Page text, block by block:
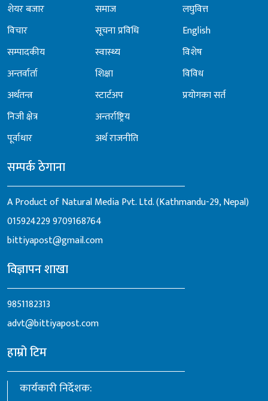
शेयर बजार
विचार
सम्पादकीय
अन्तर्वार्ता
अर्थतन्त्र
निजी क्षेत्र
पूर्वाधार
समाज
सूचना प्रविधि
स्वास्थ्य
शिक्षा
स्टार्टअप
अन्तर्राष्ट्रिय
अर्थ राजनीति
लघुवित्त
English
विशेष
विविध
प्रयोगका सर्त
सम्पर्क ठेगाना
A Product of Natural Media Pvt. Ltd. (Kathmandu-29, Nepal)
0159242299709168764
bittiyapost@gmail.com
विज्ञापन शाखा
9851182313
advt@bittiyapost.com
हाम्रो टिम
कार्यकारी निर्देशक: